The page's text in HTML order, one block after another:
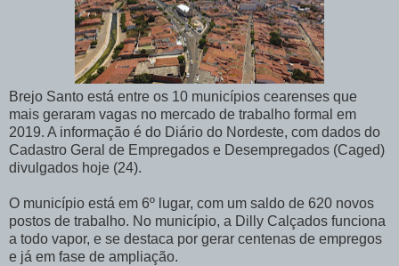
Brejo Santo está entre os 10 municípios cearenses que
mais geraram vagas no mercado de trabalho formal em
2019. A informação é do Diário do Nordeste, com dados do
Cadastro Geral de Empregados e Desempregados (Caged)
divulgados hoje (24).
O município está em 6º lugar, com um saldo de 620 novos
postos de trabalho. No município, a Dilly Calçados funciona
a todo vapor, e se destaca por gerar centenas de empregos
e já em fase de ampliação.